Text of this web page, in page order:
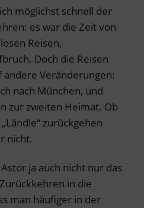
möglichst schnell der
es war die Zeit von
Reisen,
Doch die Reisen
andere Veränderungen:
nach München, und
zur zweiten Heimat. Ob
zurückgehen
nicht.
ja auch nicht nur das
in die
man häufiger in der